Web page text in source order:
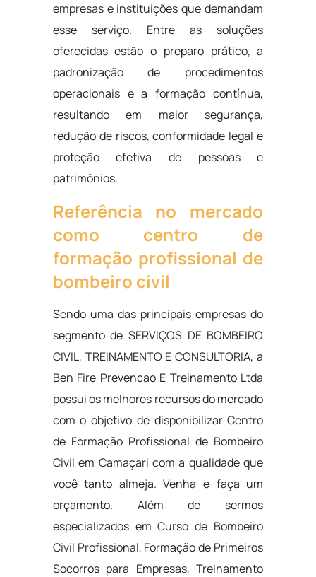
empresas e instituições que demandam
esse serviço. Entre as soluções
oferecidas estão o preparo prático, a
padronização de procedimentos
operacionais e a formação contínua,
resultando em maior segurança,
redução de riscos, conformidade legal e
proteção efetiva de pessoas e
patrimônios.
Referência no mercado
como centro de
formação profissional de
bombeiro civil
Sendo uma das principais empresas do
segmento de SERVIÇOS DE BOMBEIRO
CIVIL, TREINAMENTO E CONSULTORIA, a
Ben Fire Prevencao E Treinamento Ltda
possui os melhores recursos do mercado
com o objetivo de disponibilizar Centro
de Formação Profissional de Bombeiro
Civil em Camaçari com a qualidade que
você tanto almeja. Venha e faça um
orçamento. Além de sermos
especializados em Curso de Bombeiro
Civil Profissional, Formação de Primeiros
Socorros para Empresas, Treinamento